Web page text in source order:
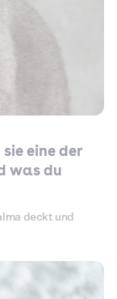
eine der
was du
deckt und